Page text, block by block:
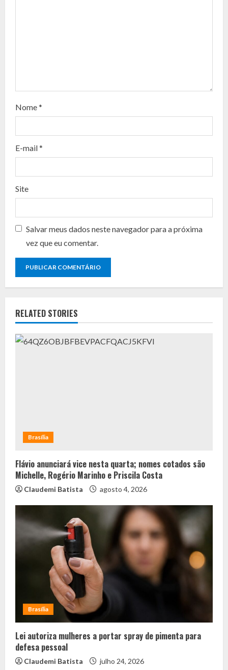
a
d
n
g
Nome*
E-mail*
Site
Salvar meus dados neste navegador para a próxima
vez que eu comentar.
RELATED STORIES
Brasília
Flávio anunciará vice nesta quarta; nomes cotados são
Michelle, Rogério Marinho e Priscila Costa
Claudemi Batista agosto 4, 2026
Brasília
Lei autoriza mulheres a portar spray de pimenta para
defesa pessoal
Claudemi Batista julho 24, 2026